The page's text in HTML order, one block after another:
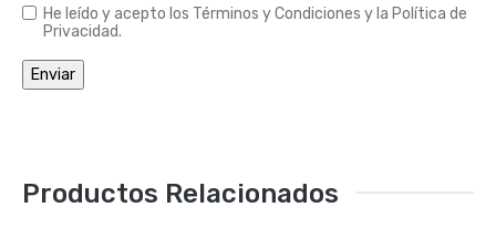
He leído y acepto los Términos y Condiciones y la Política de
Privacidad.
Productos Relacionados